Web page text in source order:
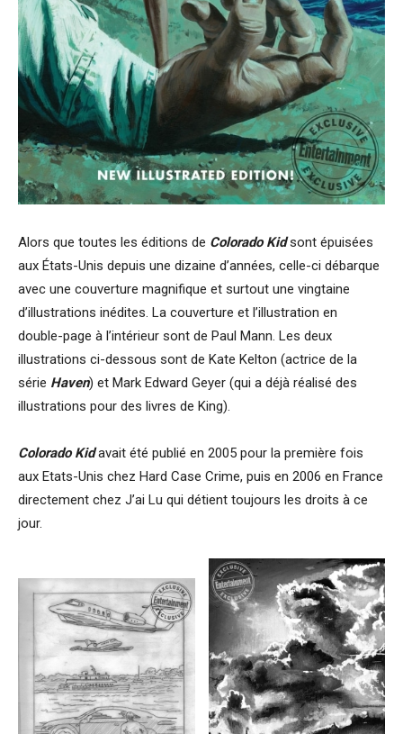
Alors que toutes les éditions de Colorado Kidsont épuisées
aux États-Unis depuis une dizaine d’années, celle-ci débarque
avec une couverture magnifique et surtout une vingtaine
d’illustrations inédites. La couverture et l’illustration en
double-page à l’intérieur sont de Paul Mann. Les deux
illustrations ci-dessous sont de Kate Kelton (actrice de la
série Haven) et Mark Edward Geyer (qui a déjà réalisé des
illustrations pour des livres de King).
Colorado Kidavait été publié en 2005 pour la première fois
aux Etats-Unis chez Hard Case Crime, puis en 2006 en France
directement chez J’ai Lu qui détient toujours les droits à ce
jour.